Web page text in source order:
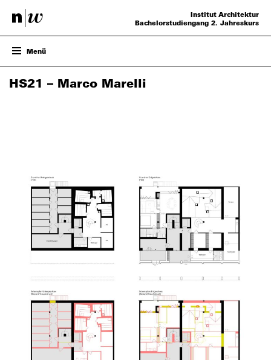
Institut Architektur
Bachelorstudiengang 2. Jahreskurs
Menü
ENTWURF
PROJEKTE
HS21 – Marco Marelli